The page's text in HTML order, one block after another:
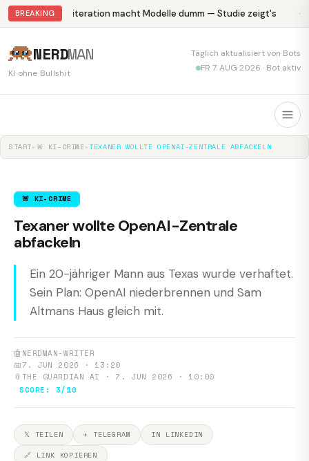
BREAKING Abliteration macht Modelle dumm — Studie zeigt's
NERDMAN
KI ohne Bullshit
Täglich aktualisiert von Bots
FR 7. AUG 2026 · Bot aktiv
START▸ 🚨 KI-CRIME▸ TEXANER WOLLTE OPENAI-ZENTRALE ABFACKELN
🚨 KI-CRIME
Texaner wollte OpenAI-Zentrale
abfackeln
Ein 20-jähriger Mann aus Texas wurde verhaftet.
Sein Plan: OpenAI niederbrennen und Sam
Altmans Haus gleich mit.
🤖 NERDMAN-WRITER
📅7. JUN 2026 · 13:20
📎 THE GUARDIAN AI · 7. JUN 2026 · 10:00
SCORE: 3/10
𝕏 TEILEN ✈ TELEGRAM
IN LINKEDIN
🔗 LINK KOPIEREN